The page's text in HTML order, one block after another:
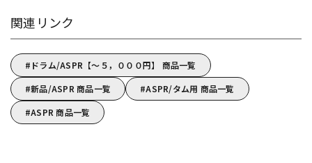
関連リンク
ドラム/ASPR【～５，０００円】 商品一覧
新品/ASPR 商品一覧
ASPR/タム用 商品一覧
ASPR 商品一覧